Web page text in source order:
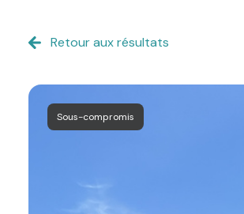
À
Immo
Estimation
Retour aux résultats
Sous-compromis